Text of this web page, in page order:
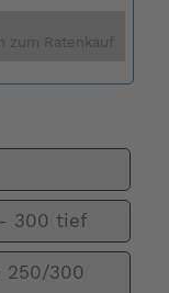
zum Ratenkauf
300 tief
250/300